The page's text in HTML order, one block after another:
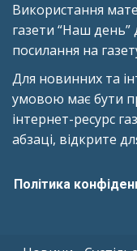
Використання
газети “Наш день”
посилання на
Для новинних та
умовою має бути
інтернет-ресурс
абзаці, відкрите
Політика